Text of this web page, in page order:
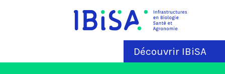
Découvrir IBiSA